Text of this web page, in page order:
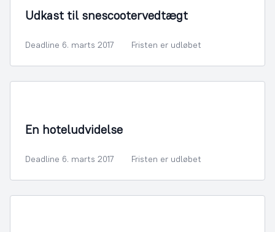
Udkast til snescootervedtægt
Deadline 6. marts 2017 Fristen er udløbet
En hoteludvidelse
Deadline 6. marts 2017 Fristen er udløbet